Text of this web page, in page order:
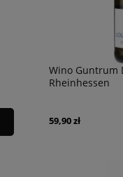
Wino Guntrum
Rheinhessen
59,90 zł